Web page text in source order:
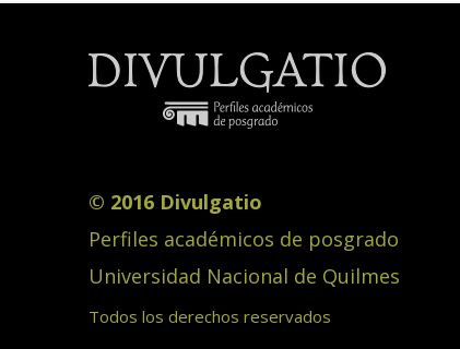
© 2016 Divulgatio
Perfiles académicos de posgrado
Universidad Nacional de Quilmes
Todos los derechos reservados